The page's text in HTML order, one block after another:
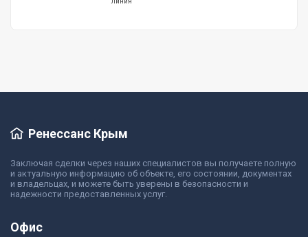
Ренессанс Крым
Заключая сделки через наших специалистов вы получаете полную
и актуальную информацию об объекте, его состоянии, документах
и владельцах, и можете быть уверены в безопасности и
надежности предоставленных услуг.
Офис